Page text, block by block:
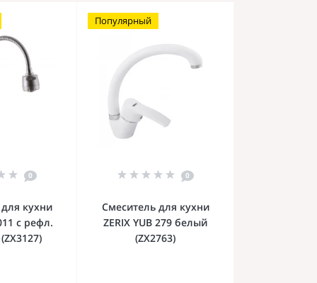
0
кухни
с рефл.
Популярный
0
Смеситель для кухни
ZERIX YUB 279 белый
(ZX2763)